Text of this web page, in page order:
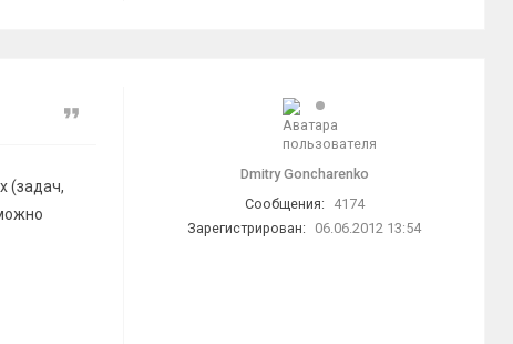
Dmitry Goncharenko
Сообщения:
4174
Зарегистрирован:
06.06.2012 13:54
Цитата
(задач,